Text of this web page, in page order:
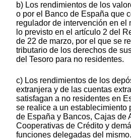
b) Los rendimientos de los
o por el Banco de España que
regulador de intervención en el
lo previsto en el artículo 2 del
de 22 de marzo, por el que se
tributario de los derechos de
del Tesoro para no residentes.
c) Los rendimientos de los
extranjera y de las cuentas
satisfagan a no residentes en
se realice a un establecimiento
de España y Bancos, Cajas de
Cooperativas de Crédito y
funciones delegadas del mismo.